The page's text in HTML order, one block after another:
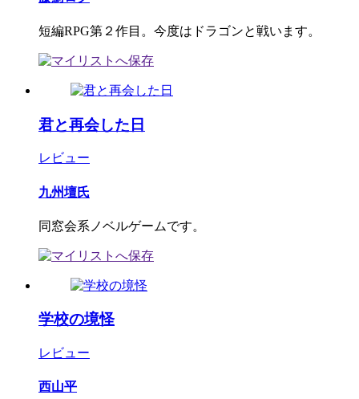
短編RPG第２作目。今度はドラゴンと戦います。
君と再会した日
レビュー
九州壇氏
同窓会系ノベルゲームです。
学校の境怪
レビュー
西山平